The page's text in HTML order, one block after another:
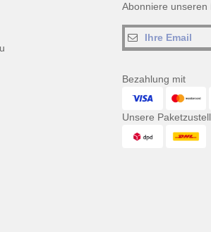
Abonniere unseren
Bezahlung mit
Unsere